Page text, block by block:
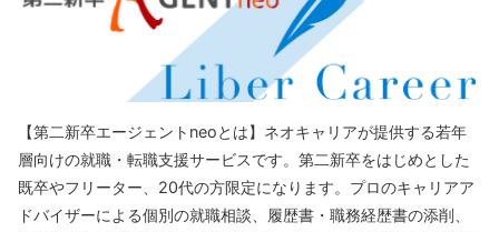
【第二新卒エージェントneoとは】ネオキャリアが提供する若年
層向けの就職・転職支援サービスです。第二新卒をはじめとした
既卒やフリーター、20代の方限定になります。プロのキャリアア
ドバイザーによる個別の就職相談、履歴書・職務経歴書の添削、